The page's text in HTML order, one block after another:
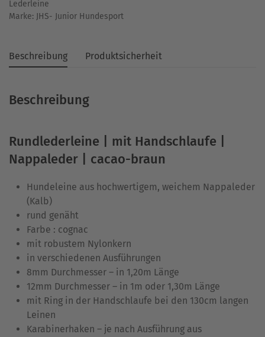
Lederleine
Marke: JHS- Junior Hundesport
Beschreibung Produktsicherheit
Beschreibung
Rundlederleine | mit Handschlaufe |
Nappaleder | cacao-braun
Hundeleine aus hochwertigem, weichem Nappaleder
(Kalb)
rund genäht
Farbe : cognac
mit robustem Nylonkern
in verschiedenen Ausführungen
8mm Durchmesser – in 1,20m Länge
12mm Durchmesser – in 1m oder 1,30m Länge
mit Ring in der Handschlaufe bei den 130cm langen
Leinen
Karabinerhaken – je nach Ausführung aus